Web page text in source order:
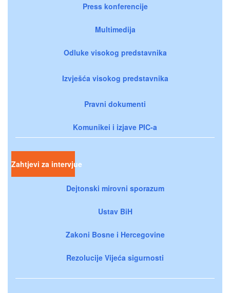
Press konferencije
Multimedija
Odluke visokog predstavnika
Izvješća visokog predstavnika
Pravni dokumenti
Komunikei i izjave PIC-a
Zahtjevi za intervjue
Dejtonski mirovni sporazum
Ustav BiH
Zakoni Bosne i Hercegovine
Rezolucije Vijeća sigurnosti